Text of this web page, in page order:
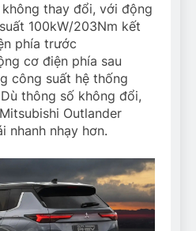
thay đổi, với động
100kW/203Nm kết
phía trước
cơ điện phía sau
công suất hệ thống
thông số không đổi,
Outlander
nhanh nhạy hơn.